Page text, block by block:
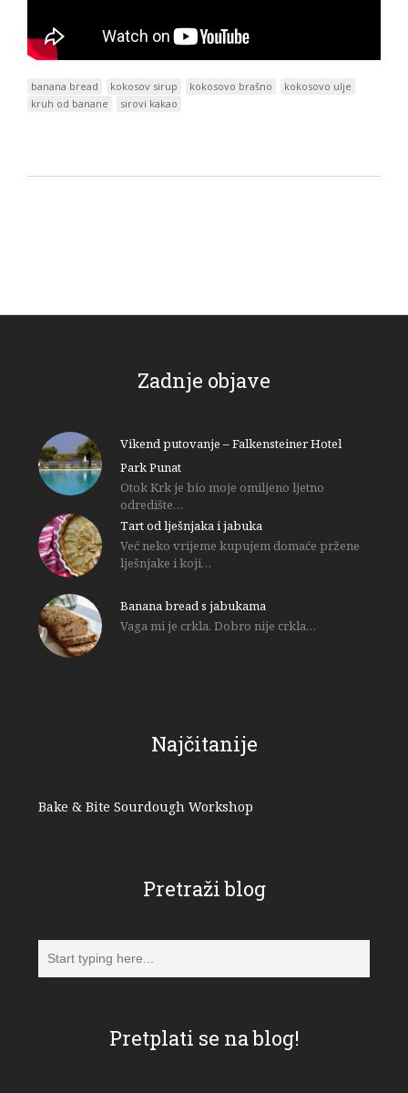
banana bread kokosov sirup kokosovo brašno
kokosovo ulje
kruh od banane
sirovi kakao
Zadnje objave
Vikend putovanje – Falkensteiner Hotel
Park Punat
Otok Krk je bio moje omiljeno ljetno
odredište…
Tart od lješnjaka i jabuka
Već neko vrijeme kupujem domaće pržene
lješnjake i koji…
Banana bread s jabukama
Vaga mi je crkla. Dobro nije crkla…
Najčitanije
Bake & Bite Sourdough Workshop
Pretraži blog
Pretplati se na blog!